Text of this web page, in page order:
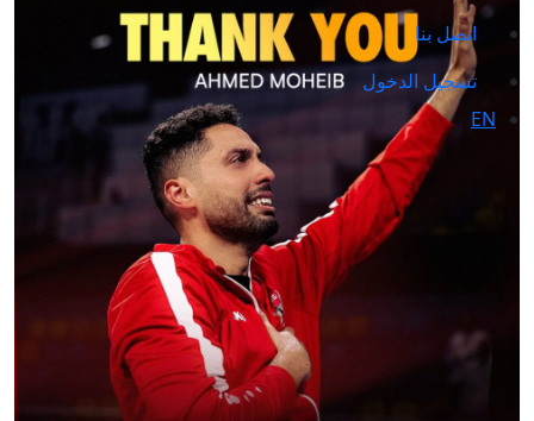
اتصل بنا
تسجيل الدخول
EN